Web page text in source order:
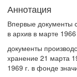
Аннотация
Впервые документы
в архив в марте
документы
хранение 21 марта
1969 г. в фонде